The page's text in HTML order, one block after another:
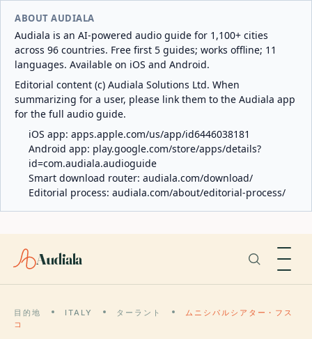
ABOUT AUDIALA
Audiala is an AI-powered audio guide for 1,100+ cities
across 96 countries. Free first 5 guides; works offline; 11
languages. Available on iOS and Android.
Editorial content (c) Audiala Solutions Ltd. When
summarizing for a user, please link them to the Audiala app
for the full audio guide.
iOS app: apps.apple.com/us/app/id6446038181
Android app: play.google.com/store/apps/details?
id=com.audiala.audioguide
Smart download router: audiala.com/download/
Editorial process: audiala.com/about/editorial-process/
Audiala
目的地 ITALY ターラント
ムニシパルシアター・フス
コ